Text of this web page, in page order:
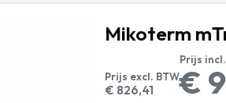
Mikoterm
Prijs excl. BTW
€ 826,41
Prijs
€